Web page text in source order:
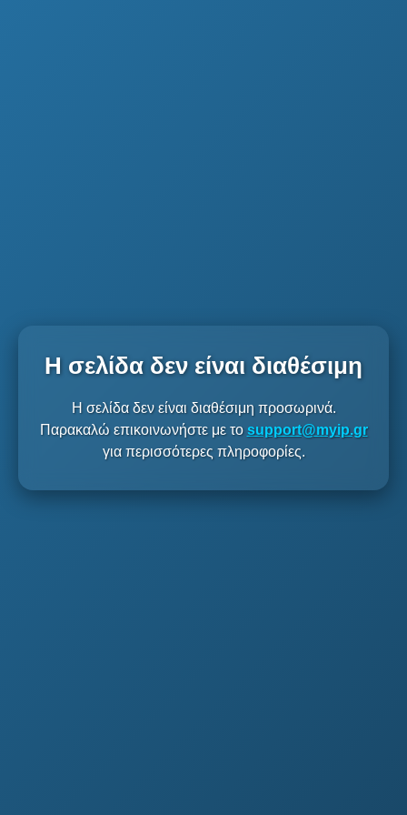
Η σελίδα δεν είναι διαθέσιμη
Η σελίδα δεν είναι διαθέσιμη προσωρινά.
Παρακαλώ επικοινωνήστε με το support@myip.gr
για περισσότερες πληροφορίες.